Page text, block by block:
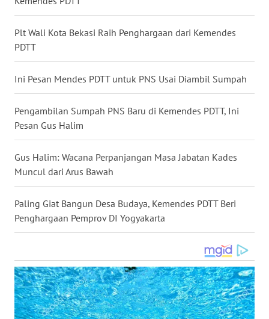
Plt Wali Kota Bekasi Raih Penghargaan dari Kemendes
PDTT
Ini Pesan Mendes PDTT untuk PNS Usai Diambil Sumpah
Pengambilan Sumpah PNS Baru di Kemendes PDTT, Ini
Pesan Gus Halim
Gus Halim: Wacana Perpanjangan Masa Jabatan Kades
Muncul dari Arus Bawah
Paling Giat Bangun Desa Budaya, Kemendes PDTT Beri
Penghargaan Pemprov DI Yogyakarta
WN
NUSANTARA
WN
JATIM
BALI
KALBAR
WN
KALTARA